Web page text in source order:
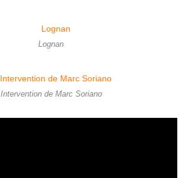
Lognan
Intervention de Marc Soriano